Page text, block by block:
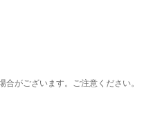
がございます。ご注意ください。